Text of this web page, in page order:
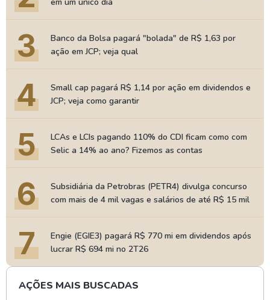
3
Banco da Bolsa pagará "bolada" de R$ 1,63 por
ação em JCP; veja qual
4
Small cap pagará R$ 1,14 por ação em dividendos e
JCP; veja como garantir
5
LCAs e LCIs pagando 110% do CDI ficam como com
Selic a 14% ao ano? Fizemos as contas
6
Subsidiária da Petrobras (PETR4) divulga concurso
com mais de 4 mil vagas e salários de até R$ 15 mil
7
Engie (EGIE3) pagará R$ 770 mi em dividendos após
lucrar R$ 694 mi no 2T26
AÇÕES MAIS BUSCADAS